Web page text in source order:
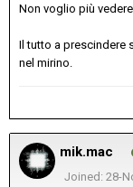
Non voglio più
Il tutto a prescindere
nel mirino.
mik.mac
Joined: 28-